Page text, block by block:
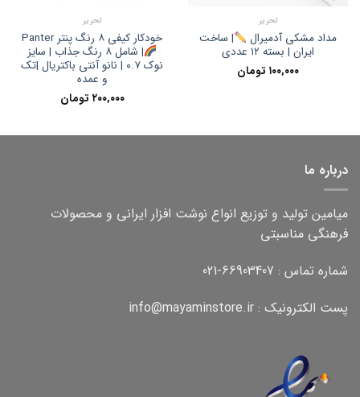
تحریر
مداد مشکی آدمیرال
| ساخت
ایران | بسته ۱۲ عددی
۱۰۰,۰۰۰ تومان
تحریر
خودکار کیفی ۸ رنگ پنتر Panter
| شامل ۸ رنگ جذاب | سایز
نوک ۰.۷ | نانو آنتی باکتریال |تک
و عمده
۲۰۰,۰۰۰ تومان
درباره ما
میامین تولید و توزیع انواع نوشت افزار ایرانی و محصولات
فرهنگی مناسبتی
شماره تماس : 66903407-021
پست الکترونیک : info@mayaminstore.ir